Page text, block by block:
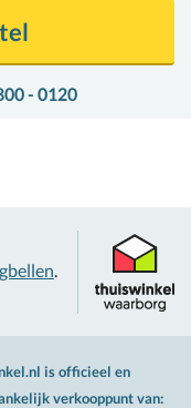
- 0120
.
is officieel en
verkooppunt van: